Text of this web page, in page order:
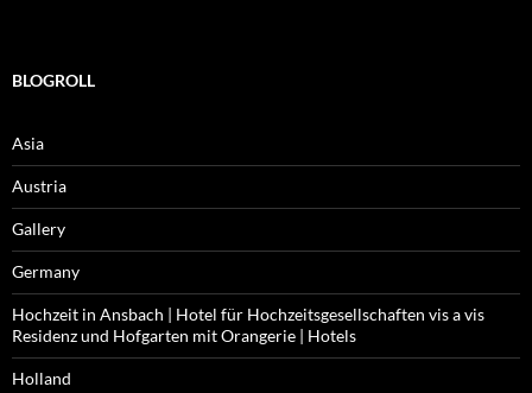
BLOGROLL
Asia
Austria
Gallery
Germany
Hochzeit in Ansbach | Hotel für Hochzeitsgesellschaften vis a vis
Residenz und Hofgarten mit Orangerie | Hotels
Holland